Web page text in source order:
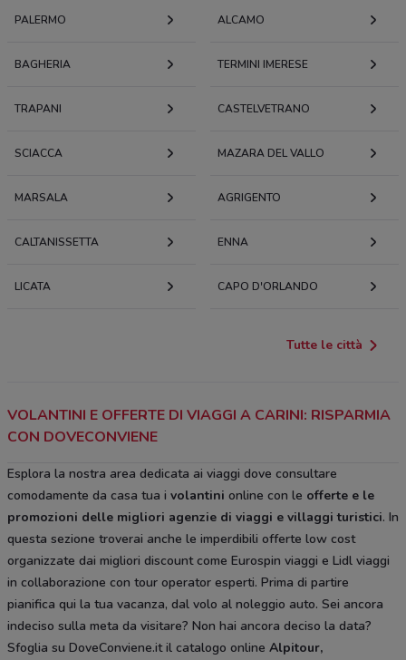
PALERMO ALCAMO
BAGHERIA TERMINI IMERESE
TRAPANI CASTELVETRANO
SCIACCA MAZARA DEL VALLO
MARSALA AGRIGENTO
CALTANISSETTA ENNA
LICATA CAPO D'ORLANDO
Tutte le città
VOLANTINI E OFFERTE DI VIAGGI A CARINI: RISPARMIA
CON DOVECONVIENE
Esplora la nostra area dedicata ai viaggi dove consultare
comodamente da casa tua i volantini online con le offerte e le
promozioni delle migliori agenzie di viaggi e villaggi turistici. In
questa sezione troverai anche le imperdibili offerte low cost
organizzate dai migliori discount come Eurospin viaggi e Lidl viaggi
in collaborazione con tour operator esperti. Prima di partire
pianifica qui la tua vacanza, dal volo al noleggio auto. Sei ancora
indeciso sulla meta da visitare? Non hai ancora deciso la data?
Sfoglia su DoveConviene.it il catalogo online Alpitour,